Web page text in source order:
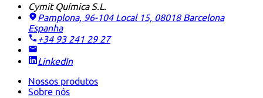
Cymit Química S.L.
Pamplona, 96-104 Local 15, 08018 Barcelona
Espanha
+34 93 241 29 27
LinkedIn
Nossos produtos
Sobre nós